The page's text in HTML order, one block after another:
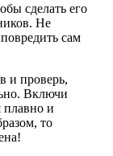
сделать его
Не
сам
и проверь,
Включи
плавно и
то